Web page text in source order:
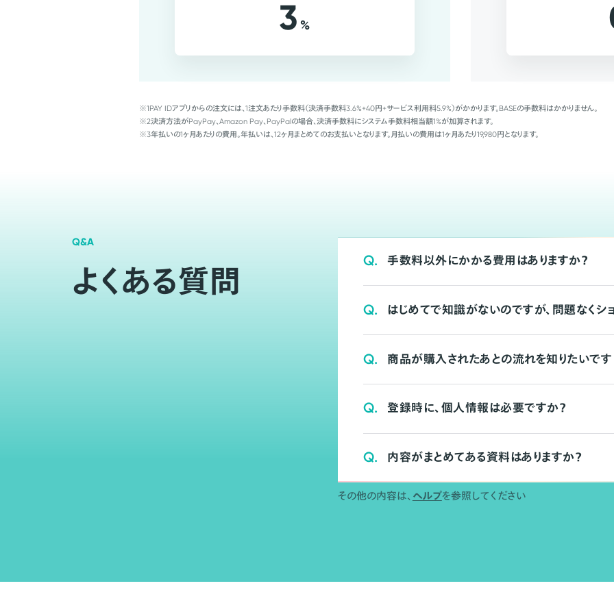
3 %
※1PAY IDアプリからの注文には、1注文あたり手数料（決済手数料3.6%+40円+サービス利用料5.9%）がかかります。BASEの手数料はかかりません。
※2決済方法がPayPay、Amazon Pay、PayPalの場合、決済手数料にシステム手数料相当額1%が加算されます。
※3年払いの1ヶ月あたりの費用。年払いは、12ヶ月まとめてのお支払いとなります。月払いの費用は1ヶ月あたり19,980円となります。
Q&A
よくある質問
Q. 手数料以外にかかる費用はありますか？
Q. はじめてで知識がないのですが、問題なくシ
Q. 商品が購入されたあとの流れを知りたいです
Q. 登録時に、個人情報は必要ですか？
Q. 内容がまとめてある資料はありますか？
その他の内容は、 ヘルプを参照してください